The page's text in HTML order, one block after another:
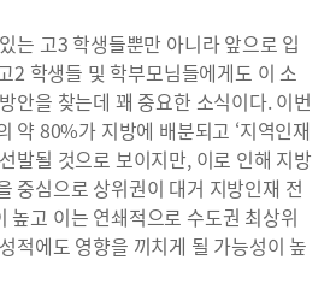
는 고3 학생들뿐만 아니라 앞으로 입
2 학생들 및 학부모님들에게도 이 소
안을 찾는데 꽤 중요한 소식이다. 이번
약 80%가 지방에 배분되고 ‘지역인재
발될 것으로 보이지만, 이로 인해 지방
중심으로 상위권이 대거 지방인재 전
높고 이는 연쇄적으로 수도권 최상위
적에도 영향을 끼치게 될 가능성이 높